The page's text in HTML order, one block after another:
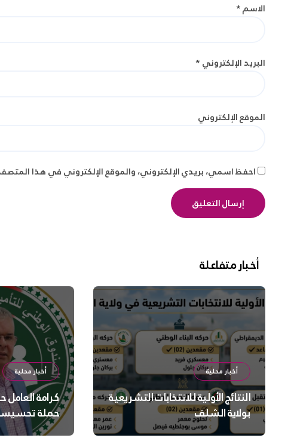
الاسم*
البريد الإلكتروني*
الموقع الإلكتروني
احفظ اسمي، بريدي الإلكتروني، والموقع الإلكتروني في هذا
أخبار متفاعلة
أخبار محلية
النتائج الأولية للانتخابات التشريعية
بولاية الشلف
أخبار محلية
كرامة
حملة
السلامة